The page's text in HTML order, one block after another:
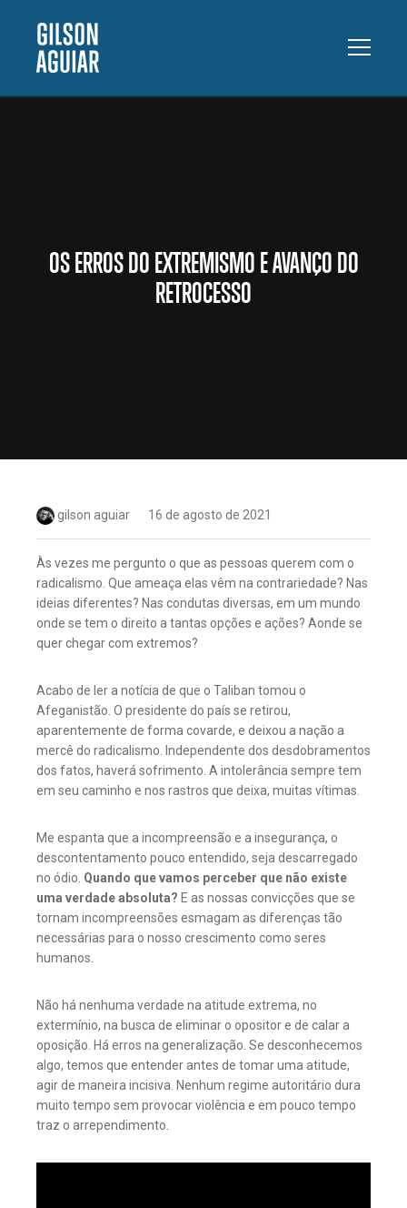
OS ERROS DO EXTREMISMO E AVANÇO DO
RETROCESSO
gilson aguiar 16 de agosto de 2021
Às vezes me pergunto o que as pessoas querem com o
radicalismo. Que ameaça elas vêm na contrariedade? Nas
ideias diferentes? Nas condutas diversas, em um mundo
onde se tem o direito a tantas opções e ações? Aonde se
quer chegar com extremos?
Acabo de ler a notícia de que o Taliban tomou o
Afeganistão. O presidente do país se retirou,
aparentemente de forma covarde, e deixou a nação a
mercê do radicalismo. Independente dos desdobramentos
dos fatos, haverá sofrimento. A intolerância sempre tem
em seu caminho e nos rastros que deixa, muitas vítimas.
Me espanta que a incompreensão e a insegurança, o
descontentamento pouco entendido, seja descarregado
no ódio. Quando que vamos perceber que não existe
uma verdade absoluta? E as nossas convicções que se
tornam incompreensões esmagam as diferenças tão
necessárias para o nosso crescimento como seres
humanos.
Não há nenhuma verdade na atitude extrema, no
extermínio, na busca de eliminar o opositor e de calar a
oposição. Há erros na generalização. Se desconhecemos
algo, temos que entender antes de tomar uma atitude,
agir de maneira incisiva. Nenhum regime autoritário dura
muito tempo sem provocar violência e em pouco tempo
traz o arrependimento.